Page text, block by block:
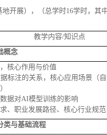
开展），（总学时16学时，其
教学内容/知识点
概念
核心作用与价值
标注的关系，核心应用场景（
据对AI模型训练的影响
、职业发展路径、核心行业规范
类与基础流程